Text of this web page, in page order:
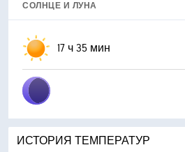
СОЛНЦЕ И ЛУНА
17 ч 35 мин
ИСТОРИЯ ТЕМПЕРАТУР